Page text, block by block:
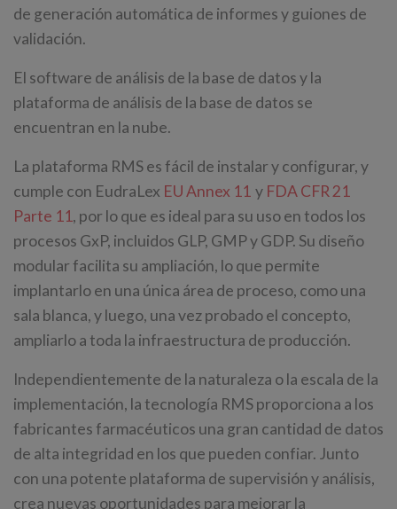
de generación automática de informes y guiones de
validación.
El software de análisis de la base de datos y la
plataforma de análisis de la base de datos se
encuentran en la nube.
La plataforma RMS es fácil de instalar y configurar, y
cumple con EudraLex EU Annex 11 y FDA CFR 21
Parte 11, por lo que es ideal para su uso en todos los
procesos GxP, incluidos GLP, GMP y GDP. Su diseño
modular facilita su ampliación, lo que permite
implantarlo en una única área de proceso, como una
sala blanca, y luego, una vez probado el concepto,
ampliarlo a toda la infraestructura de producción.
Independientemente de la naturaleza o la escala de la
implementación, la tecnología RMS proporciona a los
fabricantes farmacéuticos una gran cantidad de datos
de alta integridad en los que pueden confiar. Junto
con una potente plataforma de supervisión y análisis,
crea nuevas oportunidades para mejorar la